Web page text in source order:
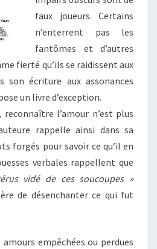
faux joueurs. Certains
n’enterrent pas les
fantômes et d’autres
fierté qu’ils se raidissent aux
son écriture aux assonances
un livre d’exception.
reconnaître l’amour n’est plus
rappelle ainsi dans sa
forgés pour savoir ce qu’il en
verbales rappellent que
vidé de ces soucoupes »
de désenchanter ce qui fut
empêchées ou perdues